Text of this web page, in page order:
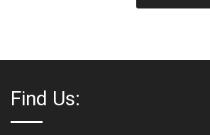
Find Us: